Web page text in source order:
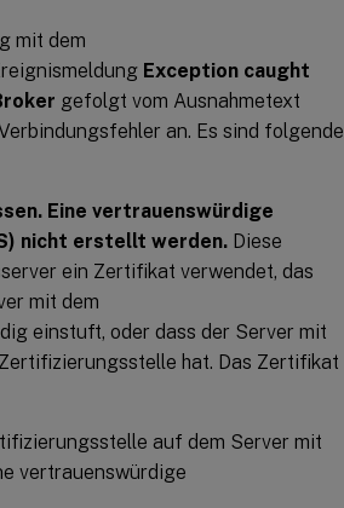
mit dem
Exception caught
gefolgt vom Ausnahmetext
an. Es sind folgende
Eine vertrauenswürdige
nicht erstellt werden. Diese
ein Zertifikat verwendet, das
mit dem
einstuft, oder dass der Server mit
hat. Das Zertifikat
auf dem Server mit
vertrauenswürdige